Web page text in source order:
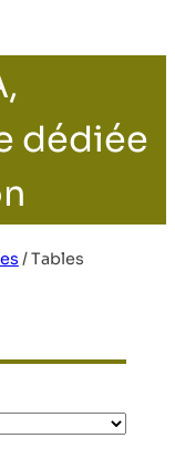
dédiée
/Tables